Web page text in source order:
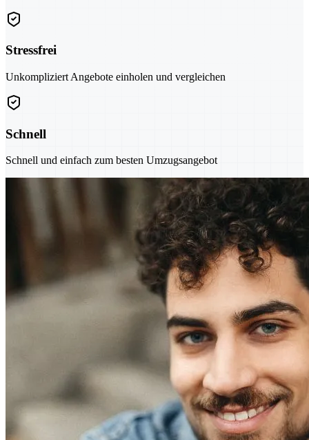
Stressfrei
Unkompliziert Angebote einholen und vergleichen
Schnell
Schnell und einfach zum besten Umzugsangebot